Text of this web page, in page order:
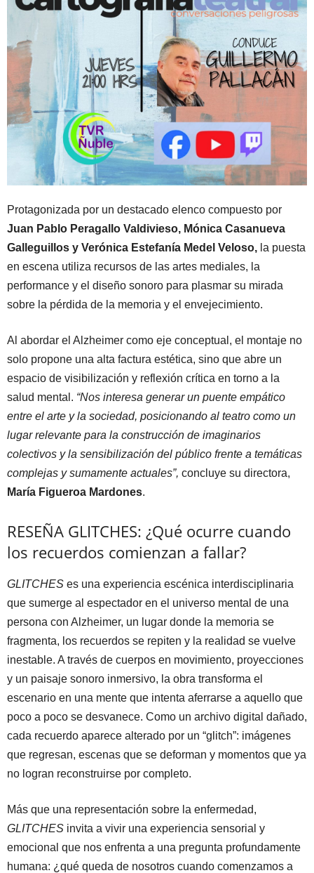
Protagonizada por un destacado elenco compuesto por
Juan Pablo Peragallo Valdivieso, Mónica Casanueva
Galleguillos y Verónica Estefanía Medel Veloso, la puesta
en escena utiliza recursos de las artes mediales, la
performance y el diseño sonoro para plasmar su mirada
sobre la pérdida de la memoria y el envejecimiento.
Al abordar el Alzheimer como eje conceptual, el montaje no
solo propone una alta factura estética, sino que abre un
espacio de visibilización y reflexión crítica en torno a la
salud mental. “Nos interesa generar un puente empático
entre el arte y la sociedad, posicionando al teatro como un
lugar relevante para la construcción de imaginarios
colectivos y la sensibilización del público frente a temáticas
complejas y sumamente actuales”, concluye su directora,
María Figueroa Mardones.
RESEÑA GLITCHES: ¿Qué ocurre cuando
los recuerdos comienzan a fallar?
GLITCHES es una experiencia escénica interdisciplinaria
que sumerge al espectador en el universo mental de una
persona con Alzheimer, un lugar donde la memoria se
fragmenta, los recuerdos se repiten y la realidad se vuelve
inestable. A través de cuerpos en movimiento, proyecciones
y un paisaje sonoro inmersivo, la obra transforma el
escenario en una mente que intenta aferrarse a aquello que
poco a poco se desvanece. Como un archivo digital dañado,
cada recuerdo aparece alterado por un “glitch”: imágenes
que regresan, escenas que se deforman y momentos que ya
no logran reconstruirse por completo.
Más que una representación sobre la enfermedad,
GLITCHES invita a vivir una experiencia sensorial y
emocional que nos enfrenta a una pregunta profundamente
humana: ¿qué queda de nosotros cuando comenzamos a